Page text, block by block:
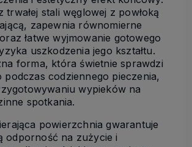
trwałej stali węglowej z powłoką
zapewnia równomierne
łatwe wyjmowanie gotowego
uszkodzenia jego kształtu.
forma, która świetnie sprawdzi
podczas codziennego pieczenia,
wypieków na
spotkania.
powierzchnia gwarantuje
odporność na zużycie i